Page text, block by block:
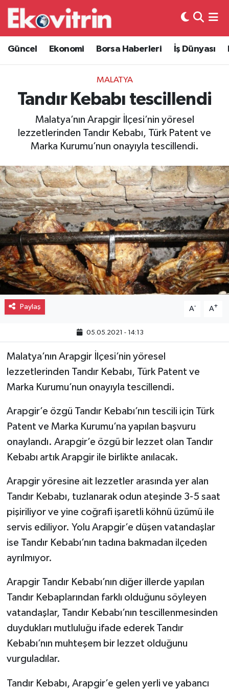
Güncel Ekonomi Borsa Haberleri İş Dünyası
MALATYA
Tandır Kebabı tescillendi
Malatya’nın Arapgir İlçesi’nin yöresel
lezzetlerinden Tandır Kebabı, Türk Patent ve
Marka Kurumu’nun onayıyla tescillendi.
Paylaş A- A+
05.05.2021 - 14:13
Malatya’nın Arapgir İlçesi’nin yöresel
lezzetlerinden Tandır Kebabı, Türk Patent ve
Marka Kurumu’nun onayıyla tescillendi.
Arapgir’e özgü Tandır Kebabı’nın tescili için Türk
Patent ve Marka Kurumu’na yapılan başvuru
onaylandı. Arapgir’e özgü bir lezzet olan Tandır
Kebabı artık Arapgir ile birlikte anılacak.
Arapgir yöresine ait lezzetler arasında yer alan
Tandır Kebabı, tuzlanarak odun ateşinde 3-5 saat
pişiriliyor ve yine coğrafi işaretli köhnü üzümü ile
servis ediliyor. Yolu Arapgir’e düşen vatandaşlar
ise Tandır Kebabı’nın tadına bakmadan ilçeden
ayrılmıyor.
Arapgir Tandır Kebabı’nın diğer illerde yapılan
Tandır Kebaplarından farklı olduğunu söyleyen
vatandaşlar, Tandır Kebabı’nın tescillenmesinden
duydukları mutluluğu ifade ederek Tandır
Kebabı’nın muhteşem bir lezzet olduğunu
vurguladılar.
Tandır Kebabı, Arapgir’e gelen yerli ve yabancı
Güncel
Ekonomi
Borsa Haberleri
İş Dünyası
Lojistik
Otovitrin
Asayiş
Magazin
Gayrimenkul
Spor
Eğitim
Hava Durumu
Trafik Durumu
Süper Lig Puan Durumu ve Fikstür
Tüm Manşetler
Son Dakika Haberleri
Haber Arşivi